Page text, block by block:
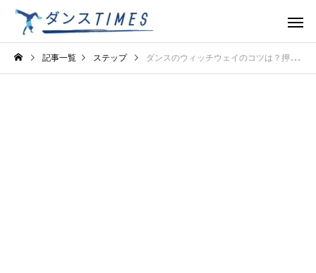
記事一覧 ステップ ダンスのウィッチウェイのコツは？押さえておきたいポイントを解説